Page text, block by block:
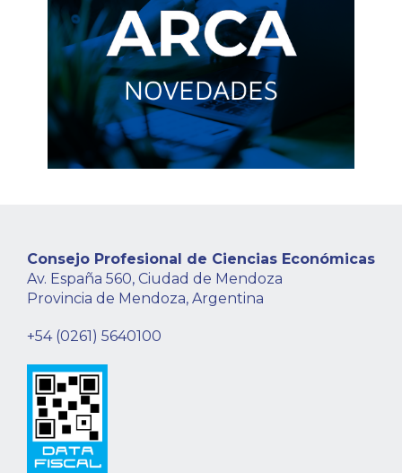
Consejo Profesional de Ciencias Económicas
Av. España 560, Ciudad de Mendoza
Provincia de Mendoza, Argentina
+54 (0261) 5640100